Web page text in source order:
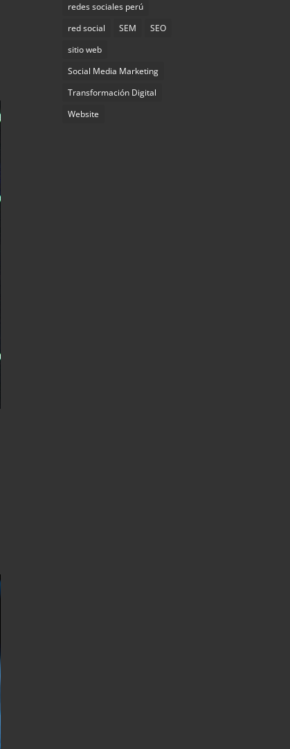
redes sociales perú
red social
SEM
SEO
sitio web
Social Media Marketing
Transformación Digital
Website